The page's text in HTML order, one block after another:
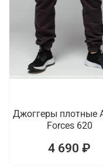
Джоггеры плотные
Forces 620
4 690 ₽